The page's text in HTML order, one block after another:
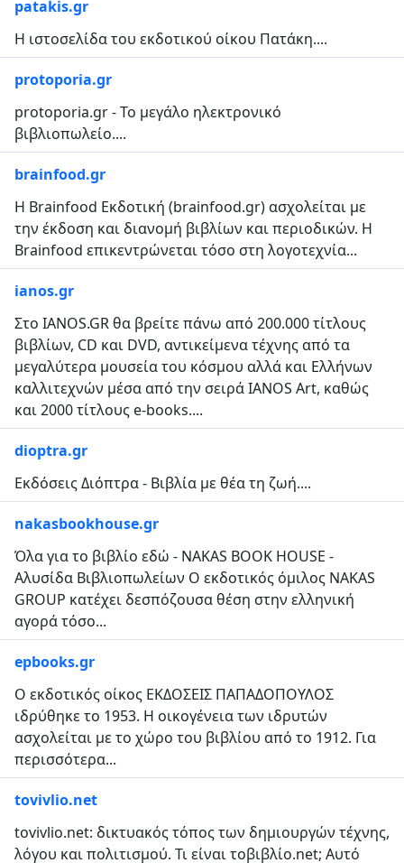
patakis.gr
Η ιστοσελίδα του εκδοτικού οίκου Πατάκη....
protoporia.gr
protoporia.gr - Το μεγάλο ηλεκτρονικό
βιβλιοπωλείο....
brainfood.gr
Η Brainfood Εκδοτική (brainfood.gr) ασχολείται με
την έκδοση και διανομή βιβλίων και περιοδικών. Η
Brainfood επικεντρώνεται τόσο στη λογοτεχνία...
ianos.gr
Στο IANOS.GR θα βρείτε πάνω από 200.000 τίτλους
βιβλίων, CD και DVD, αντικείμενα τέχνης από τα
μεγαλύτερα μουσεία του κόσμου αλλά και Ελλήνων
καλλιτεχνών μέσα από την σειρά IANOS Art, καθώς
και 2000 τίτλους e-books....
dioptra.gr
Εκδόσεις Διόπτρα - Βιβλία με θέα τη ζωή....
nakasbookhouse.gr
Όλα για το βιβλίο εδώ - NAKAS BOOK HOUSE -
Αλυσίδα Βιβλιοπωλείων Ο εκδοτικός όμιλος NAKAS
GROUP κατέχει δεσπόζουσα θέση στην ελληνική
αγορά τόσο...
epbooks.gr
Ο εκδοτικός οίκος ΕΚΔΟΣΕΙΣ ΠΑΠΑΔΟΠΟΥΛΟΣ
ιδρύθηκε το 1953. Η οικογένεια των ιδρυτών
ασχολείται με το χώρο του βιβλίου από το 1912. Για
περισσότερα...
tovivlio.net
tovivlio.net: δικτυακός τόπος των δημιουργών τέχνης,
λόγου και πολιτισμού. Τι είναι τοβιβλίο.net; Αυτό